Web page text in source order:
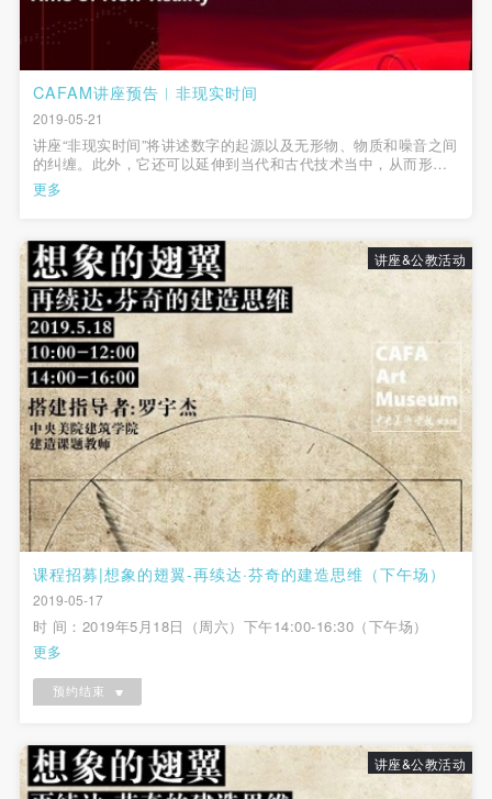
CAFAM讲座预告︱非现实时间
2019-05-21
讲座“非现实时间”将讲述数字的起源以及无形物、物质和噪音之间
的纠缠。此外，它还可以延伸到当代和古代技术当中，从而形成
新的计算混合物和奇幻思维。讲座将交替介绍拉尔夫·贝克尔
（Ralf Baeker）自己所涉猎的理论以及艺术实践案例。
更多
讲座&公教活动
课程招募|想象的翅翼-再续达·芬奇的建造思维（下午场）
2019-05-17
时 间：2019年5月18日（周六）下午14:00-16:30（下午场）
更多
预约结束
讲座&公教活动